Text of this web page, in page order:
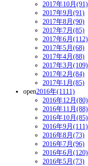
2017年10月(91)
2017年9月(91)
2017年8月(90)
2017年7月(85)
2017年6月(112)
2017年5月(68)
2017年4月(88)
2017年3月(109)
2017年2月(84)
2017年1月(85)
open2016年(1111)
2016年12月(80)
2016年11月(88)
2016年10月(85)
2016年9月(111)
2016年8月(73)
2016年7月(96)
2016年6月(120)
2016年5月(73)